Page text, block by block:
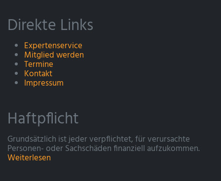
Direkte Links
Expertenservice
Mitglied werden
Termine
Kontakt
Impressum
Haftpflicht
Grundsätzlich ist jeder verpflichtet, für verursachte
Personen- oder Sachschäden finanziell aufzukommen.
Weiterlesen